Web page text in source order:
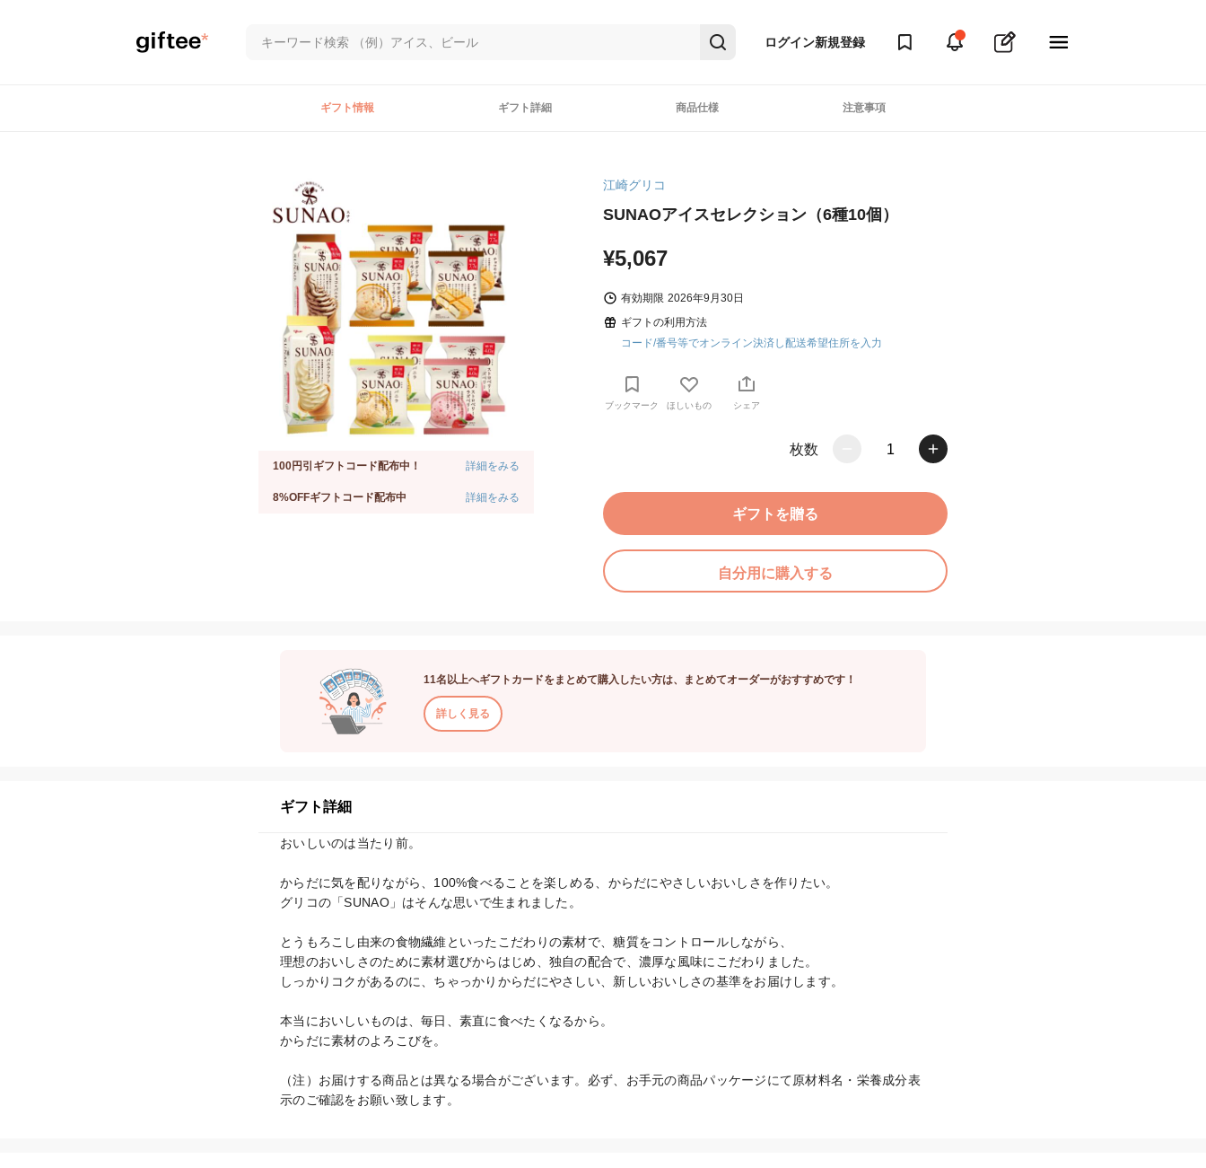
ログイン新規登録
ギフト情報 ギフト詳細 商品仕様 注意事項
100円引ギフトコード配布中！ 詳細をみる
8%OFFギフトコード配布中 詳細をみる
江崎グリコ
SUNAOアイスセレクション（6種10個）
¥5,067
有効期限 2026年9月30日
ギフトの利用方法
コード/番号等でオンライン決済し配送希望住所を入力
ブックマーク ほしいもの シェア
枚数 1
ギフトを贈る
自分用に購入する
11名以上へギフトカードをまとめて購入したい方は、まとめてオーダーがおすすめです！
詳しく見る
ギフト詳細
おいしいのは当たり前。
からだに気を配りながら、100%食べることを楽しめる、からだにやさしいおいしさを作りたい。
グリコの「SUNAO」はそんな思いで生まれました。
とうもろこし由来の食物繊維といったこだわりの素材で、糖質をコントロールしながら、
理想のおいしさのために素材選びからはじめ、独自の配合で、濃厚な風味にこだわりました。
しっかりコクがあるのに、ちゃっかりからだにやさしい、新しいおいしさの基準をお届けします。
本当においしいものは、毎日、素直に食べたくなるから。
からだに素材のよろこびを。
（注）お届けする商品とは異なる場合がございます。必ず、お手元の商品パッケージにて原材料名・栄養成分表
示のご確認をお願い致します。